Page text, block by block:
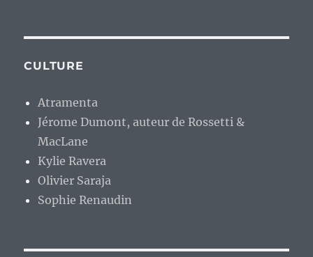
CULTURE
Atramenta
Jérome Dumont, auteur de Rossetti &
MacLane
Kylie Ravera
Olivier Saraja
Sophie Renaudin